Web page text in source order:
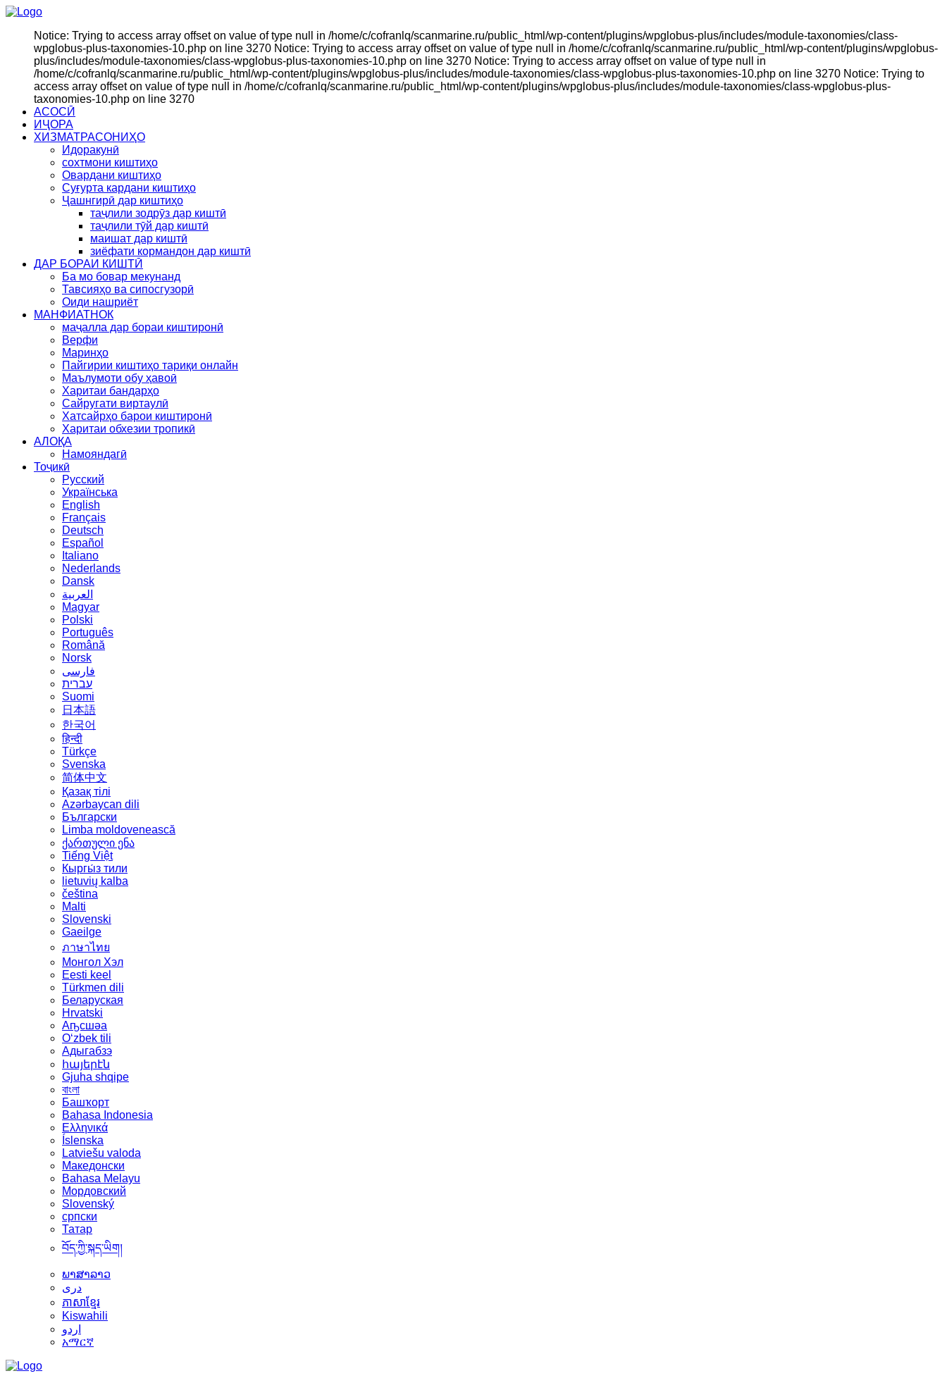
Notice: Trying to access array offset on value of type null in /home/c/cofranlq/scanmarine.ru/public_html/wp-content/plugins/wpglobus-plus/includes/module-taxonomies/class-
wpglobus-plus-taxonomies-10.php on line 3270 Notice: Trying to access array offset on value of type null in /home/c/cofranlq/scanmarine.ru/public_html/wp-content/plugins/wpglobus-
plus/includes/module-taxonomies/class-wpglobus-plus-taxonomies-10.php on line 3270 Notice: Trying to access array offset on value of type null in
/home/c/cofranlq/scanmarine.ru/public_html/wp-content/plugins/wpglobus-plus/includes/module-taxonomies/class-wpglobus-plus-taxonomies-10.php on line 3270 Notice: Trying to
access array offset on value of type null in /home/c/cofranlq/scanmarine.ru/public_html/wp-content/plugins/wpglobus-plus/includes/module-taxonomies/class-wpglobus-plus-
taxonomies-10.php on line 3270
АСОСӢ
ИҶОРА
ХИЗМАТРАСОНИҲО
Идоракунӣ
сохтмони киштиҳо
Овардани киштиҳо
Суғурта кардани киштиҳо
Ҷашнгирӣ дар киштиҳо
таҷлили зодрӯз дар киштӣ
таҷлили тӯй дар киштӣ
маишат дар киштӣ
зиёфати кормандон дар киштӣ
ДАР БОРАИ КИШТӢ
Ба мо бовар мекунанд
Тавсияҳо ва сипосгузорӣ
Оиди нашриёт
МАНФИАТНОК
маҷалла дар бораи киштиронӣ
Верфи
Маринҳо
Пайгирии киштиҳо тариқи онлайн
Маълумоти обу ҳавоӣ
Харитаи бандарҳо
Сайругати виртаулӣ
Хатсайрҳо барои киштиронӣ
Харитаи обхезии тропикӣ
АЛОҚА
Намояндагӣ
Тоҷикӣ
Русский
Українська
English
Français
Deutsch
Español
Italiano
Nederlands
Dansk
العربية
Magyar
Polski
Português
Română
Norsk
فارسی
עברית
Suomi
日本語
한국어
हिन्दी
Türkçe
Svenska
简体中文
Қазақ тілі
Azərbaycan dili
Български
Limba moldovenească
ქართული ენა
Tiếng Việt
Кыргы́з тили
lietuvių kalba
čeština
Malti
Slovenski
Gaeilge
ภาษาไทย
Монгол Хэл
Eesti keel
Türkmen dili
Беларуская
Hrvatski
Аҧсшәа
Oʻzbek tili
Адыгабзэ
հայերէն
Gjuha shqipe
বাংলা
Башҡорт
Bahasa Indonesia
Ελληνικά
Íslenska
Latviešu valoda
Македонски
Bahasa Melayu
Мордовский
Slovenský
српски
Татар
བོད་ཀྱི་སྐད་ཡིག།
ພາສາລາວ
دری
ភាសាខ្មែរ
Kiswahili
اردو
አማርኛ